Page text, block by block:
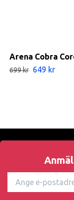
Arena Cobra
699 kr 649 kr